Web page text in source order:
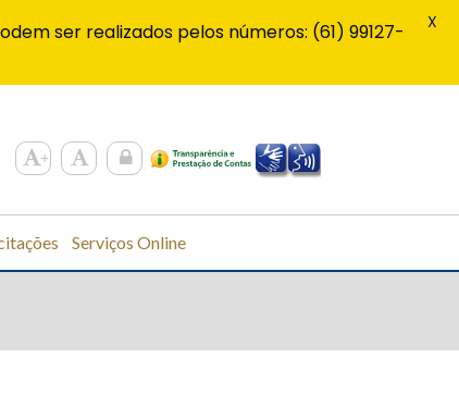
Serviços Online
ser realizados pelos números: (61) 99127-
X